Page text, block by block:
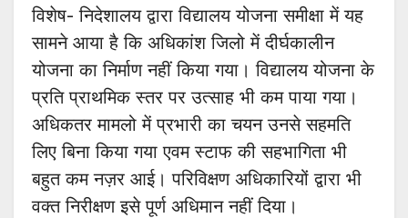
विशेष- निदेशालय द्वारा विद्यालय योजना समीक्षा में यह
सामने आया है कि अधिकांश जिलो में दीर्घकालीन
योजना का निर्माण नहीं किया गया। विद्यालय योजना के
प्रति प्राथमिक स्तर पर उत्साह भी कम पाया गया।
अधिकतर मामलो में प्रभारी का चयन उनसे सहमति
लिए बिना किया गया एवम स्टाफ की सहभागिता भी
बहुत कम नज़र आई। परिविक्षण अधिकारियों द्वारा भी
वक्त निरीक्षण इसे पूर्ण अधिमान नहीं दिया।